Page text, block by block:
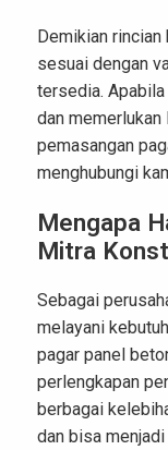
Demikian rincian
sesuai dengan
tersedia.
dan memerlukan
pemasangan
menghubungi
Mengapa
Mitra
Sebagai
melayani
pagar panel
perlengkapan
berbagai
dan bisa